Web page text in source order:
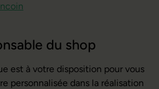
du shop
est à votre disposition pour vous
personnalisée dans la réalisation